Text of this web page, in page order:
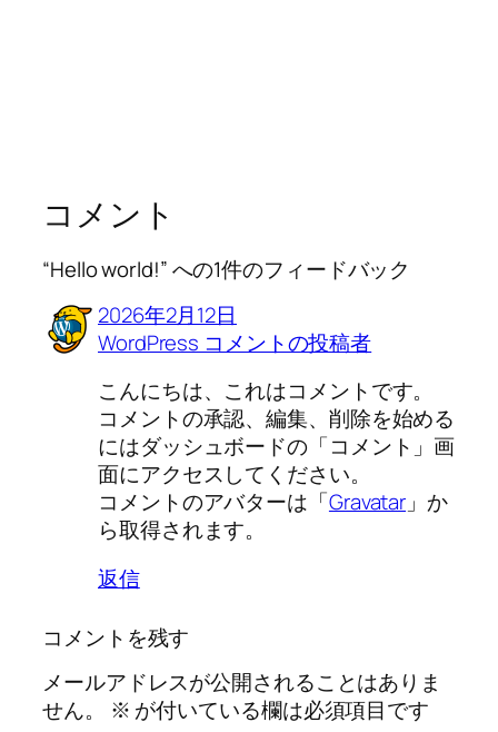
コメント
“Hello world!” への1件のフィードバック
2026年2月12日
WordPress コメントの投稿者
こんにちは、これはコメントです。
コメントの承認、編集、削除を始める
にはダッシュボードの「コメント」画
面にアクセスしてください。
コメントのアバターは「Gravatar 」か
ら取得されます。
返信
コメントを残す
メールアドレスが公開されることはありま
せん。
※ が付いている欄は必須項目です